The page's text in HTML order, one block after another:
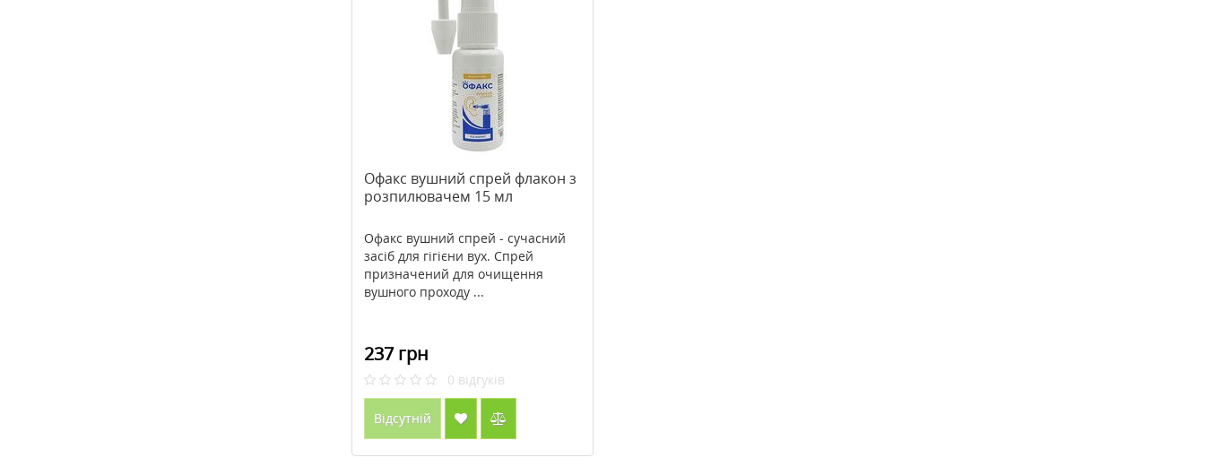
Офакс вушний спрей флакон з
розпилювачем 15 мл
Офакс вушний спрей - сучасний
засіб для гігієни вух. Спрей
призначений для очищення
вушного проходу ...
237 грн
0 відгуків
Відсутній